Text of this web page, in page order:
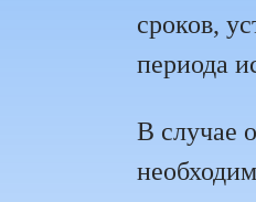
сроков,
периода
В случае